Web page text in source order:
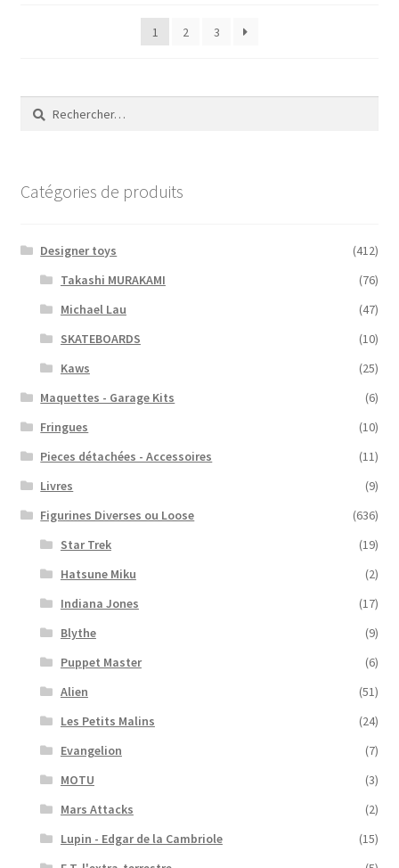
récent
ancien
1 2 3
Rechercher :
Catégories de produits
Designer toys
(412)
Takashi MURAKAMI
(76)
Michael Lau
(47)
SKATEBOARDS
(10)
Kaws
(25)
Maquettes - Garage Kits
(6)
Fringues
(10)
Pieces détachées - Accessoires
(11)
Livres
(9)
Figurines Diverses ou Loose
(636)
Star Trek
(19)
Hatsune Miku
(2)
Indiana Jones
(17)
Blythe
(9)
Puppet Master
(6)
Alien
(51)
Les Petits Malins
(24)
Evangelion
(7)
MOTU
(3)
Mars Attacks
(2)
Lupin - Edgar de la Cambriole
(15)